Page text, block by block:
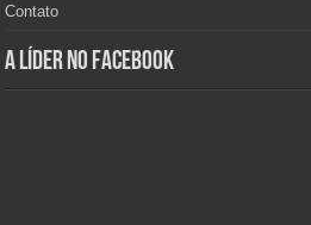
Contato
A Líder no Facebook